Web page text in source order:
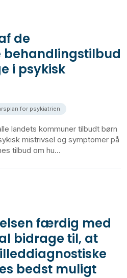
de
i psykisk
for psykiatrien
landets kommuner tilbudt børn
mistrivsel og symptomer på
tilbud om hu...
færdig med
bidrage til, at
bedst muligt